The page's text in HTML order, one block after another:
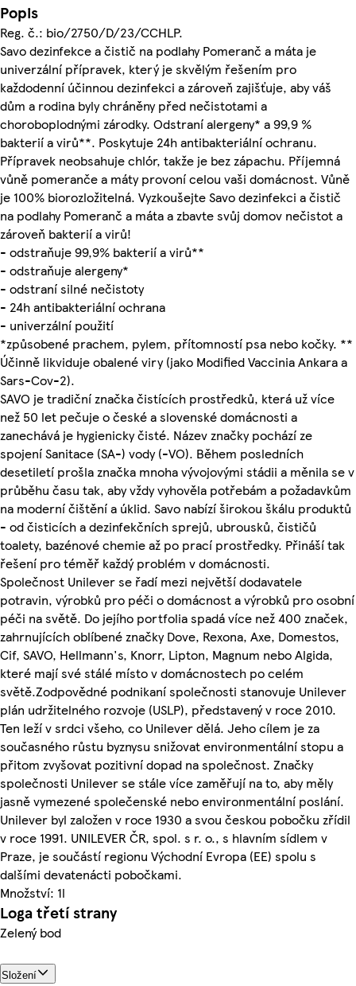
Popis
Reg. č.: bio/2750/D/23/CCHLP.
Savo dezinfekce a čistič na podlahy Pomeranč a máta je
univerzální přípravek, který je skvělým řešením pro
každodenní účinnou dezinfekci a zároveň zajišťuje, aby váš
dům a rodina byly chráněny před nečistotami a
choroboplodnými zárodky. Odstraní alergeny* a 99,9 %
bakterií a virů**. Poskytuje 24h antibakteriální ochranu.
Přípravek neobsahuje chlór, takže je bez zápachu. Příjemná
vůně pomeranče a máty provoní celou vaši domácnost. Vůně
je 100% biorozložitelná. Vyzkoušejte Savo dezinfekci a čistič
na podlahy Pomeranč a máta a zbavte svůj domov nečistot a
zároveň bakterií a virů!
- odstraňuje 99,9% bakterií a virů**
- odstraňuje alergeny*
- odstraní silné nečistoty
- 24h antibakteriální ochrana
- univerzální použití
*způsobené prachem, pylem, přítomností psa nebo kočky. **
Účinně likviduje obalené viry (jako Modified Vaccinia Ankara a
Sars-Cov-2).
SAVO je tradiční značka čistících prostředků, která už více
než 50 let pečuje o české a slovenské domácnosti a
zanechává je hygienicky čisté. Název značky pochází ze
spojení Sanitace (SA-) vody (-VO). Během posledních
desetiletí prošla značka mnoha vývojovými stádii a měnila se v
průběhu času tak, aby vždy vyhověla potřebám a požadavkům
na moderní čištění a úklid. Savo nabízí širokou škálu produktů
- od čisticích a dezinfekčních sprejů, ubrousků, čističů
toalety, bazénové chemie až po prací prostředky. Přináší tak
řešení pro téměř každý problém v domácnosti.
Společnost Unilever se řadí mezi největší dodavatele
potravin, výrobků pro péči o domácnost a výrobků pro osobní
péči na světě. Do jejího portfolia spadá více než 400 značek,
zahrnujících oblíbené značky Dove, Rexona, Axe, Domestos,
Cif, SAVO, Hellmann's, Knorr, Lipton, Magnum nebo Algida,
které mají své stálé místo v domácnostech po celém
světě.Zodpovědné podnikaní společnosti stanovuje Unilever
plán udržitelného rozvoje (USLP), představený v roce 2010.
Ten leží v srdci všeho, co Unilever dělá. Jeho cílem je za
současného růstu byznysu snižovat environmentální stopu a
přitom zvyšovat pozitivní dopad na společnost. Značky
společnosti Unilever se stále více zaměřují na to, aby měly
jasně vymezené společenské nebo environmentální poslání.
Unilever byl založen v roce 1930 a svou českou pobočku zřídil
v roce 1991. UNILEVER ČR, spol. s r. o., s hlavním sídlem v
Praze, je součástí regionu Východní Evropa (EE) spolu s
dalšími devatenácti pobočkami.
Množství: 1l
Loga třetí strany
Zelený bod
Složení